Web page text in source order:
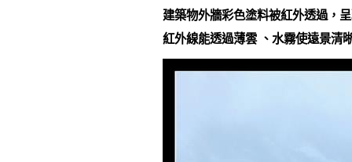
建築物外牆彩色塗料被紅外透過，
紅外線能透過薄雲 、水霧使遠景清